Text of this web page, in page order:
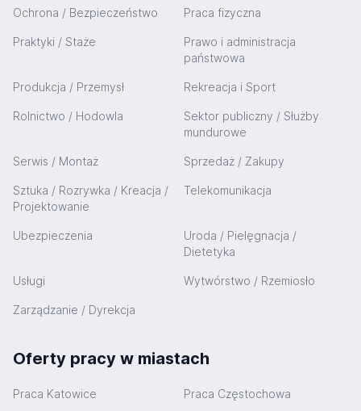
Ochrona / Bezpieczeństwo Praca fizyczna
Praktyki / Staże
Prawo i administracja
państwowa
Produkcja / Przemysł Rekreacja i Sport
Rolnictwo / Hodowla
Sektor publiczny / Służby
mundurowe
Serwis / Montaż Sprzedaż / Zakupy
Sztuka / Rozrywka / Kreacja /
Projektowanie
Telekomunikacja
Ubezpieczenia
Uroda / Pielęgnacja /
Dietetyka
Usługi Wytwórstwo / Rzemiosło
Zarządzanie / Dyrekcja
Oferty pracy w miastach
Praca Katowice Praca Częstochowa